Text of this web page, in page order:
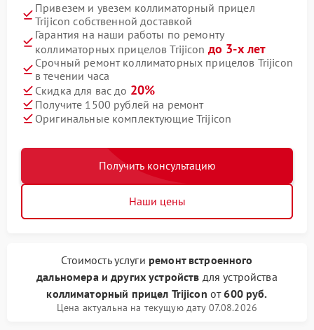
Привезем и увезем коллиматорный прицел
Trijicon собственной доставкой
Гарантия на наши работы по ремонту
коллиматорных прицелов Trijicon до 3-х лет
Срочный ремонт коллиматорных прицелов Trijicon
в течении часа
Скидка для вас до 20%
Получите 1500 рублей на ремонт
Оригинальные комплектующие Trijicon
Получить консультацию
Наши цены
Стоимость услуги ремонт встроенного
дальномера и других устройств для устройства
коллиматорный прицел Trijicon от600 руб.
Цена актуальна на текущую дату 07.08.2026